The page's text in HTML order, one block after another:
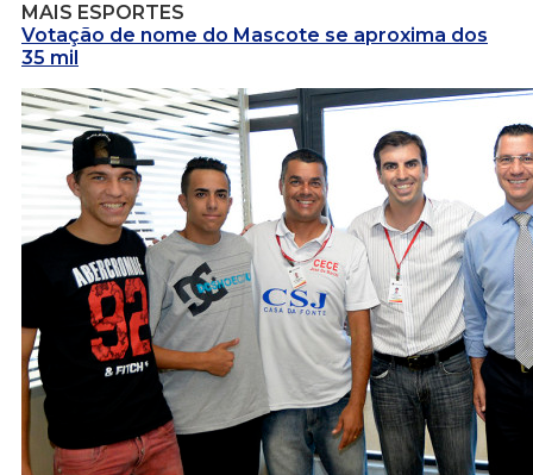
MAIS ESPORTES
Votação de nome do Mascote se aproxima dos
35 mil